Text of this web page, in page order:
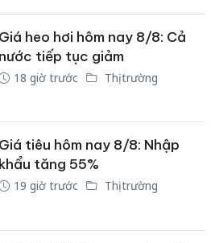
Giá heo hơi hôm nay 8/8: Cả
nước tiếp tục giảm
18 giờ trước Thị trường
Giá tiêu hôm nay 8/8: Nhập
khẩu tăng 55%
19 giờ trước Thị trường